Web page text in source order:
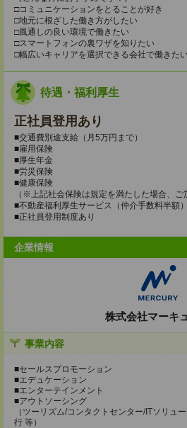
□コミュニケーションをとることが好き
□地元に根ざした働き方がしたい
□風通しの良い環境で働きたい
□スマートフォンの裏ワザを知りたい
□幅広いキャリアを選択できる会社で働きた
待遇・福利厚生
正社員登用あり
■交通費別途支給（月5万円まで）
■雇用保険
■厚生年金
■労災保険
■健康保険
（※上記社会保険は規定を満たした場合、ご
■不動産福利厚生サービス（仲介手数料半額）
■正社員登用制度あり
企業情報
株式会社マーキ
事業内容
■セールスプロモーション
■エデュケーション
■エンターテインメント
■アウトソーシング
（ツーリズム/コンタクトセンター/ITソリュ
行 等）